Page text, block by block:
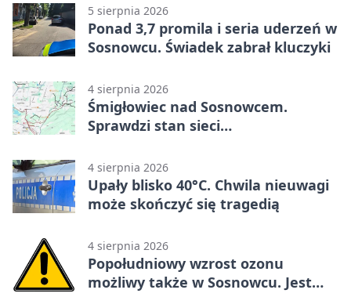
5 sierpnia 2026
Ponad 3,7 promila i seria uderzeń w
Sosnowcu. Świadek zabrał kluczyki
4 sierpnia 2026
Śmigłowiec nad Sosnowcem.
Sprawdzi stan sieci
4 sierpnia 2026
Upały blisko 40°C. Chwila nieuwagi
może skończyć się tragedią
4 sierpnia 2026
Popołudniowy wzrost ozonu
możliwy także w Sosnowcu. Jest